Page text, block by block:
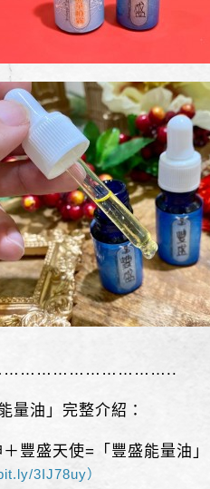
量油」完整介紹：
＋豐盛天使=「豐盛能量油
3IJ78uy）